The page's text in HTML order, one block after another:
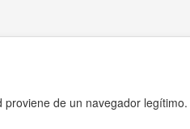
de un navegador legítimo.